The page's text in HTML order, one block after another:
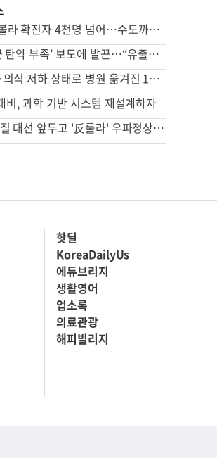
민주콩고 에볼라 확진자 4천명 넘어…수도까지 번질라 비상
트럼프, ‘미군 탄약 부족’ 보도에 발끈…“유출자 색출하라”
교회서 고열·의식 저하 상태로 병원 옮겨진 11세 결국 사망
비, 과학 기반 시스템 재설계하자
밀레이, 브라질 대선 앞두고 '反룰라' 우파정상회의 추진
핫딜
KoreaDailyUs
에듀브리지
생활영어
업소록
의료관광
해피빌리지